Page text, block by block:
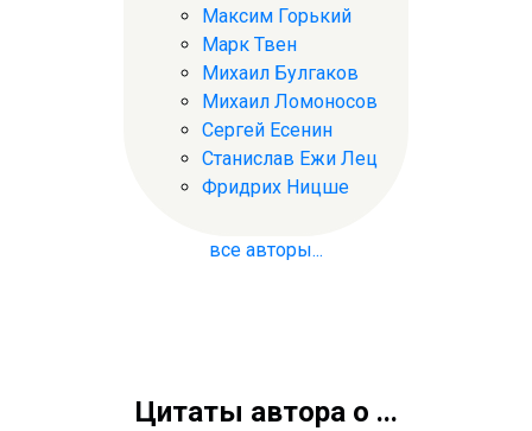
Максим Горький
Марк Твен
Михаил Булгаков
Михаил Ломоносов
Сергей Есенин
Станислав Ежи Лец
Фридрих Ницше
все авторы...
Цитаты автора о ...